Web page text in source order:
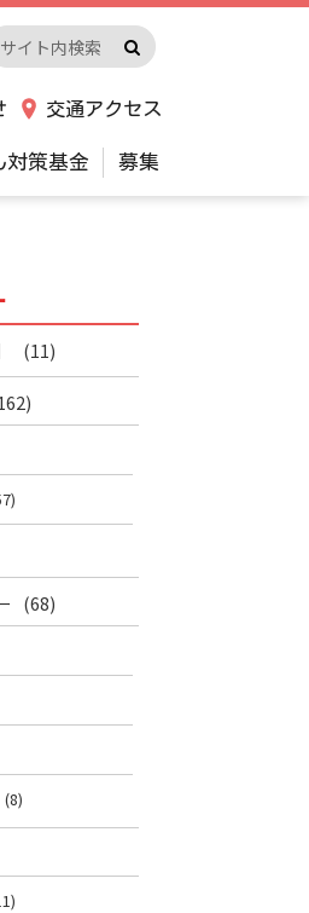
サ
イ
ト
検
索
ー
検
索
実
交通アクセス
対策基金 募集
(11)
(68)
(8)